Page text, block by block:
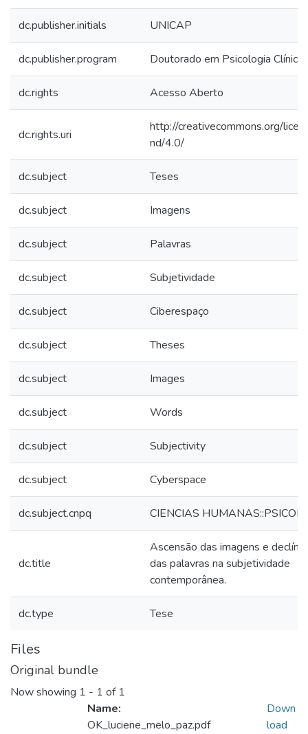
dc.publisher.initials UNICAP
dc.publisher.program Doutorado em Psicologia Clínica
dc.rights Acesso Aberto
dc.rights.uri
http://creativecommons.org/
nd/4.0/
dc.subject Teses
dc.subject Imagens
dc.subject Palavras
dc.subject Subjetividade
dc.subject Ciberespaço
dc.subject Theses
dc.subject Images
dc.subject Words
dc.subject Subjectivity
dc.subject Cyberspace
dc.subject.cnpq CIENCIAS
dc.title
Ascensão das imagens e
das palavras na subjetividade
contemporânea.
dc.type Tese
Files
Original bundle
Now showing 1 - 1 of 1
Name:
OK_luciene_melo_paz.pdf
Down
load